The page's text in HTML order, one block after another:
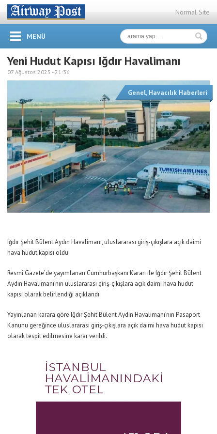
Normal Site
MENÜ
Yeni Hudut Kapısı Iğdır Havalimanı
07 Ağustos 2025 -21:36
Genel, Havacılık Haberleri
Iğdır Şehit Bülent Aydın Havalimanı, uluslararası giriş-çıkışlara açık daimi
hava hudut kapısı oldu.
Resmi Gazete’de yayımlanan Cumhurbaşkanı Kararı ile Iğdır Şehit Bülent
Aydın Havalimanı’nın uluslararası giriş-çıkışlara açık daimi hava hudut
kapısı olarak belirlendiği açıklandı.
Yayınlanan karara göre Iğdır Şehit Bülent Aydın Havalimanı’nın Pasaport
Kanunu gereğince uluslararası giriş-çıkışlara açık daimi hava hudut kapısı
olarak tespit edilmesine karar verildi.